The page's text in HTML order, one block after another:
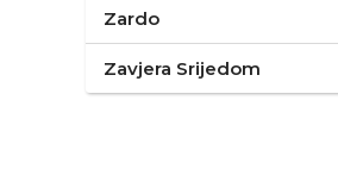
Zardo
Zavjera Srijedom